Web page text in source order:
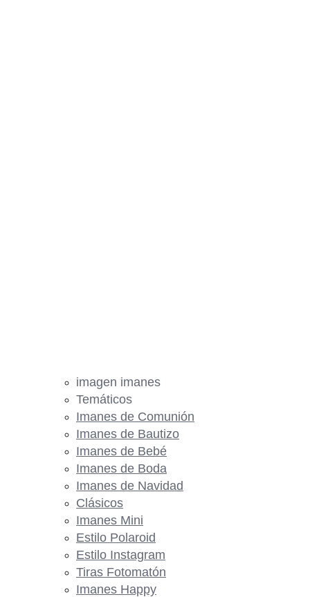
imagen imanes
Temáticos
Imanes de Comunión
Imanes de Bautizo
Imanes de Bebé
Imanes de Boda
Imanes de Navidad
Clásicos
Imanes Mini
Estilo Polaroid
Estilo Instagram
Tiras Fotomatón
Imanes Happy